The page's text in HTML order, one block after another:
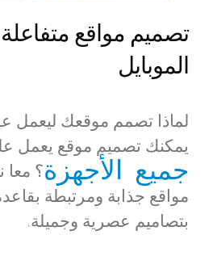
تصميم مواقع
الموبايل
لماذا تصمم موقعك ليعمل
يمكنك تصميم موقع يعمل
جميع الأجهزة؟ معا
مواقع جذابة ومرتبطة
بتصاميم عصرية وجميلة.